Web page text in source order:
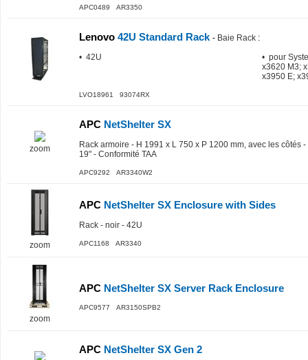
APC0489 AR3350
Lenovo 42U Standard Rack - Baie Rack :
• 42U
• pour
x3620 M3;
x3950 E;
LVO18961 93074RX
zoom
APC NetShelter SX
Rack armoire - H 1991 x L 750 x P 1200 mm, avec les côtés
19" - Conformité TAA
APC9292 AR3340W2
zoom
APC NetShelter SX Enclosure with Sides
Rack - noir - 42U
APC1168 AR3340
zoom
APC NetShelter SX Server Rack Enclosure
APC9577 AR3150SPB2
APC NetShelter SX Gen 2